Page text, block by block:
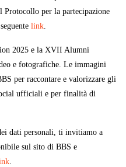
Protocollo per la partecipazione
link.
2025 e la XVII Alumni
e fotografiche. Le immagini
per raccontare e valorizzare gli
ufficiali e per finalità di
dati personali, ti invitiamo a
sul sito di BBS e
.